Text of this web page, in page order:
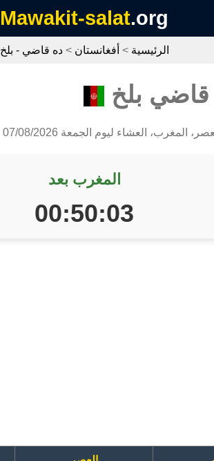
Mawakit-salat.org
الرئيسية > أفغانستان >ده قاضي - بلخ
قاضي بلخ
المغرب، العشاء ليوم الجمعة 07/08/2026
المغرب بعد
00:50:03